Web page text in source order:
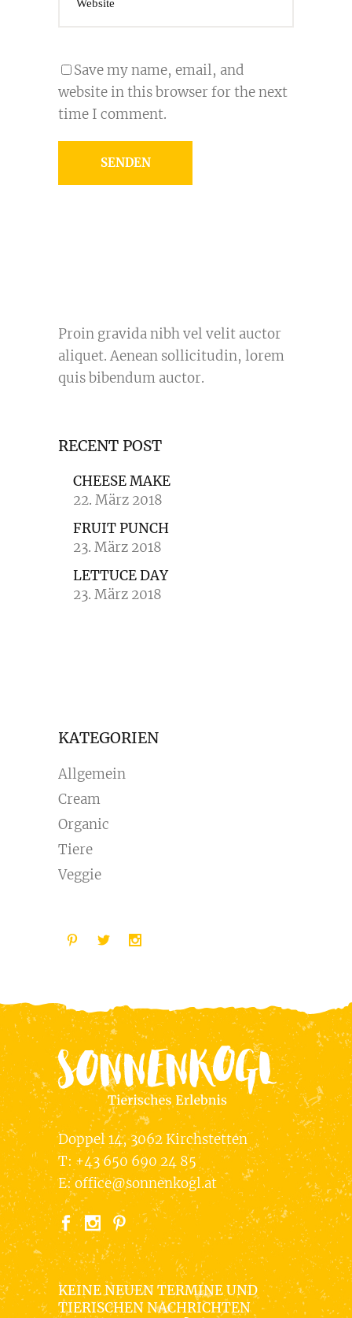
Save my name, email, and
website in this browser for the next
time I comment.
Proin gravida nibh vel velit auctor
aliquet. Aenean sollicitudin, lorem
quis bibendum auctor.
RECENT POST
CHEESE MAKE
22. März 2018
FRUIT PUNCH
23. März 2018
LETTUCE DAY
23. März 2018
KATEGORIEN
Allgemein
Cream
Organic
Tiere
Veggie
Doppel 14, 3062 Kirchstetten
T: +43 650 690 24 85
E:office@sonnenkogl.at
KEINE NEUEN TERMINE UND
TIERISCHEN NACHRICHTEN